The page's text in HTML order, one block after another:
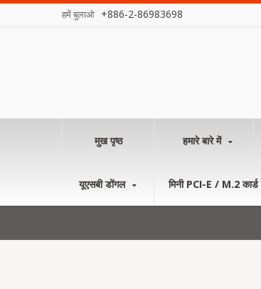
हमें बुलाओ +886-2-86983698
मुख पृष्ठ हमारे बारे में
यूएसबी डोंगल मिनी PCI-E / M.2 कार्ड